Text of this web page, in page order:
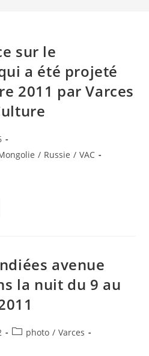
sur le
a été projeté
2011 par Varces
/ Russie / VAC
avenue
la nuit du 9 au
Postphoto / Varces